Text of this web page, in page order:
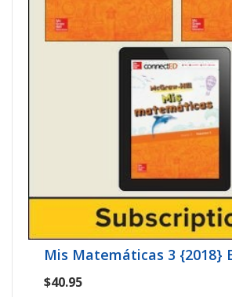
Mis Matemáticas 3 {2018}
$40.95